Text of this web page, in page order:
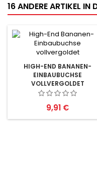
16 ANDERE ARTIKEL IN
HIGH-END BANANEN-
EINBAUBUCHSE
VOLLVERGOLDET
Preis
9,91 €